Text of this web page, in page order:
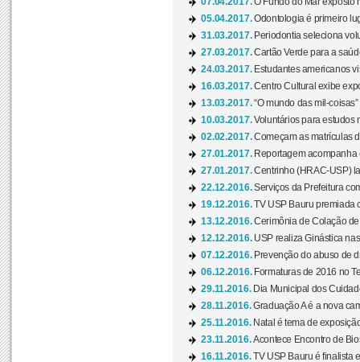
05.04.2017.Odontologia é primeiro
31.03.2017. Periodontia seleciona
27.03.2017.Cartão Verde para a
24.03.2017. Estudantes americanos
16.03.2017.Centro Cultural exibe
13.03.2017.“O mundo das mil-
10.03.2017.Voluntários para estudos
02.02.2017.Começam as matrículas
27.01.2017. Reportagem
27.01.2017.Centrinho (HRAC-USP)
22.12.2016.Serviços da Prefeitura
19.12.2016.TV USP Bauru premiada
13.12.2016.Cerimônia de Colação
12.12.2016. USP realiza Ginástica
07.12.2016. Prevenção do abuso de
06.12.2016. Formaturas de 2016 no
29.11.2016. Dia Municipal dos
28.11.2016.Graduação A é a nova
25.11.2016. Natal é tema de
23.11.2016.Acontece Encontro de
16.11.2016.TV USP Bauru é finalista